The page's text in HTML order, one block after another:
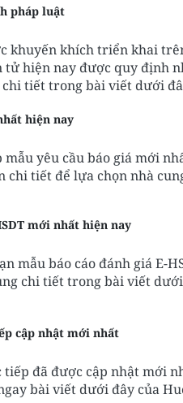
pháp luật
khuyến khích triển khai
tử hiện nay được quy định
tiết trong bài viết dưới
hiện nay
yêu cầu báo giá mới
chi tiết để lựa chọn nhà
mới nhất hiện nay
mẫu báo cáo đánh giá E-
chi tiết trong bài viết
cập nhật mới nhất
đã được cập nhật mới
bài viết dưới đây của